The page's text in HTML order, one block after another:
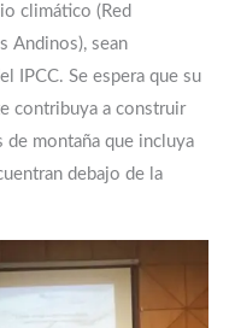
climático (Red
Andinos), sean
IPCC. Se espera que su
contribuya a construir
de montaña que incluya
debajo de la